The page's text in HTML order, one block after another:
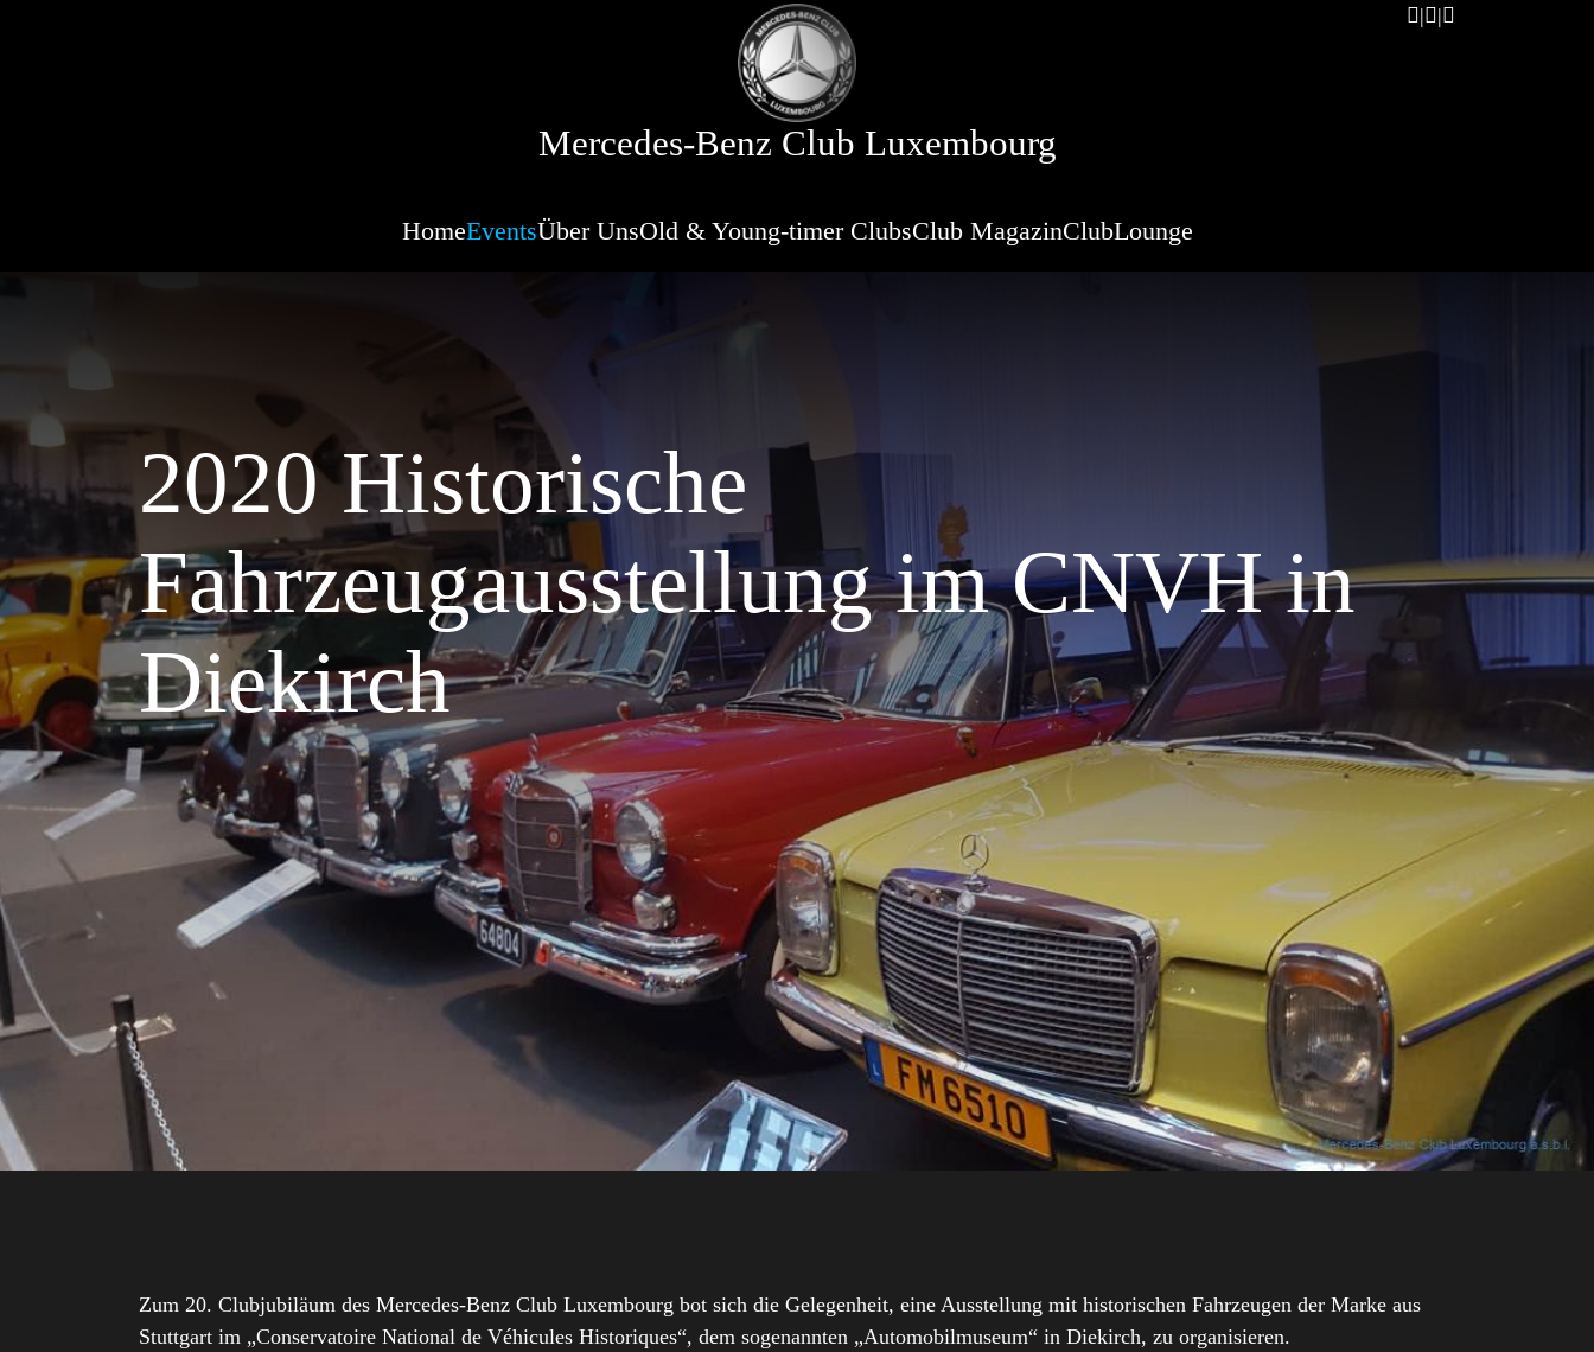
Mercedes-Benz Club Luxembourg
HomeEventsÜber UnsOld & Young-timer ClubsClub MagazinClubLounge
2020 Historische
Fahrzeugausstellung im CNVH in
Diekirch
Zum 20. Clubjubiläum des Mercedes-Benz Club Luxembourg bot sich die Gelegenheit, eine Ausstellung mit historischen Fahrzeugen der Marke aus
Stuttgart im „Conservatoire National de Véhicules Historiques“, dem sogenannten „Automobilmuseum“ in Diekirch, zu organisieren.